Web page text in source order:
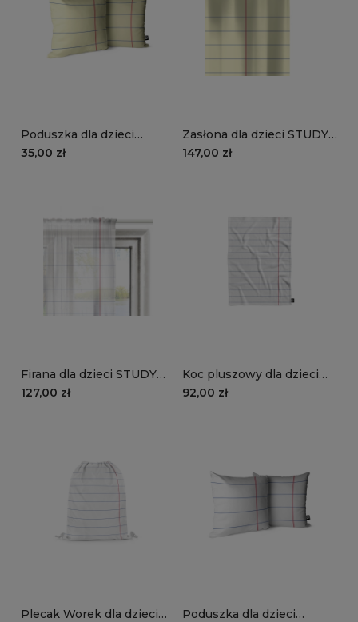
Poduszka dla dzieci
STUDY STYLE wzór TN06
35,00 zł
Zasłona dla dzieci STUDY
STYLE wzór TN06 | żółty
147,00 zł
Firana dla dzieci STUDY
STYLE wzór TN05 | zeszyt
127,00 zł
Koc pluszowy dla dzieci
STUDY STYLE wzór TN05
92,00 zł
Plecak Worek dla dzieci
Poduszka dla dzieci